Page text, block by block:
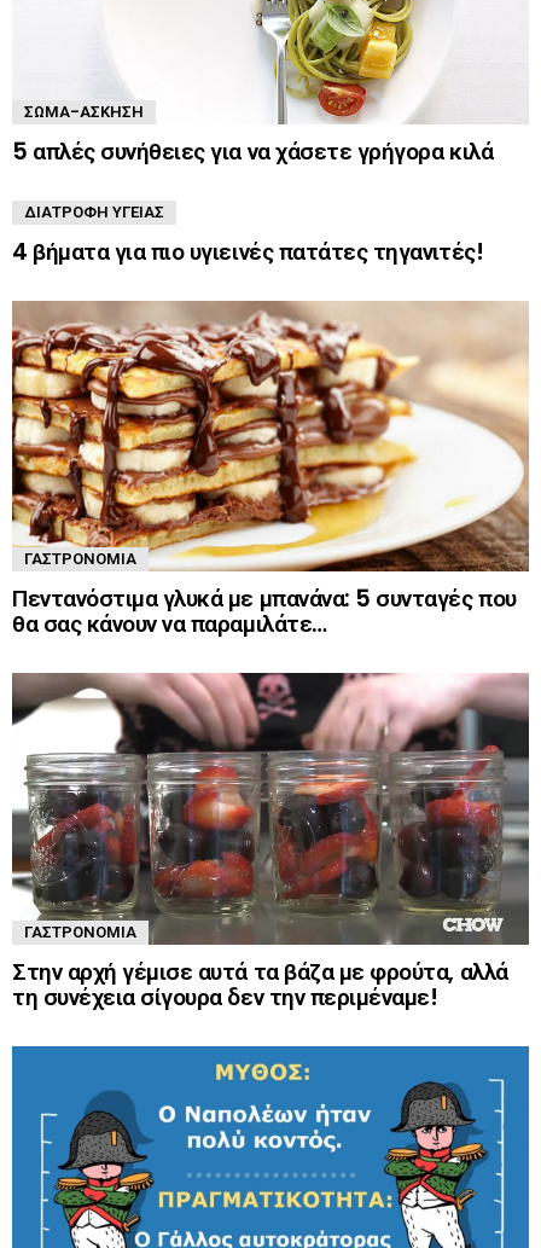
ΣΏΜΑ-ΆΣΚΗΣΗ
5 απλές συνήθειες για να χάσετε γρήγορα κιλά
ΔΙΑΤΡΟΦΉ ΥΓΕΊΑΣ
4 βήματα για πιο υγιεινές πατάτες τηγανιτές!
ΓΑΣΤΡΟΝΟΜΊΑ
Πεντανόστιμα γλυκά με μπανάνα: 5 συνταγές που
θα σας κάνουν να παραμιλάτε…
ΓΑΣΤΡΟΝΟΜΊΑ
Στην αρχή γέμισε αυτά τα βάζα με φρούτα, αλλά
τη συνέχεια σίγουρα δεν την περιμέναμε!